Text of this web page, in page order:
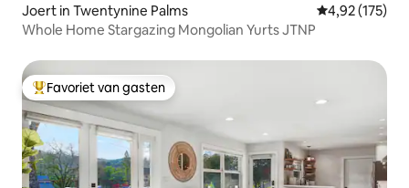
Joert in Twentynine Palms Gemiddelde
4,92 (175)
Whole Home Stargazing Mongolian Yurts JTNP
Topfavoriet van gasten
Favoriet van gasten